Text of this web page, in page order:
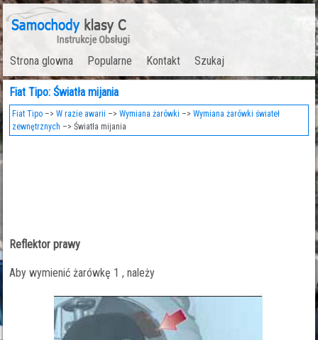
Strona glowna Popularne Kontakt Szukaj
Fiat Tipo: Światła mijania
Fiat Tipo –>W razie awarii –>Wymiana żarówki –>Wymiana żarówki świateł
zewnętrznych –> Światła mijania
Reflektor prawy
Aby wymienić żarówkę 1 , należy